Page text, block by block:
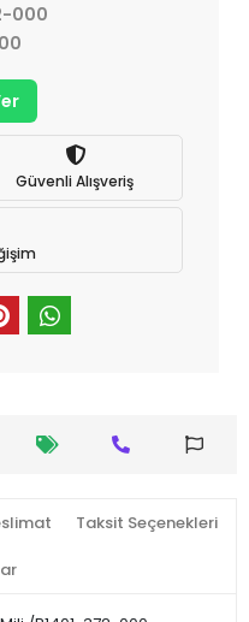
000
Güvenli Alışveriş
Taksit Seçenekleri